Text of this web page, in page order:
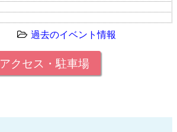
過去のイベント情報
アクセス・駐車場